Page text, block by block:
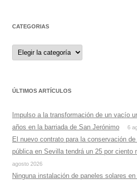
CATEGORIAS
Categorias
ÚLTIMOS ARTÍCULOS
Impulso a la transformación de un vacío
años en la barriada de San Jerónimo
6
El nuevo contrato para la conservación
pública en Sevilla tendrá un 25 por ciento
agosto 2026
Ninguna instalación de paneles solares